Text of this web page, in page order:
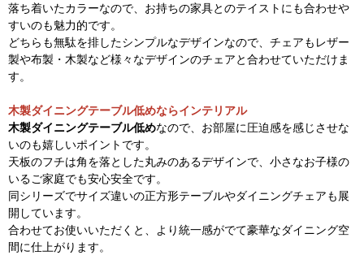
落ち着いたカラーなので、お持ちの家具とのテイストにも合わせや
すいのも魅力的です。
どちらも無駄を排したシンプルなデザインなので、チェアもレザー
製や布製・木製など様々なデザインのチェアと合わせていただけま
す。
木製ダイニングテーブル低めならインテリアル
木製ダイニングテーブル低めなので、お部屋に圧迫感を感じさせな
いのも嬉しいポイントです。
天板のフチは角を落とした丸みのあるデザインで、小さなお子様の
いるご家庭でも安心安全です。
同シリーズでサイズ違いの正方形テーブルやダイニングチェアも展
開しています。
合わせてお使いいただくと、より統一感がでて豪華なダイニング空
間に仕上がります。